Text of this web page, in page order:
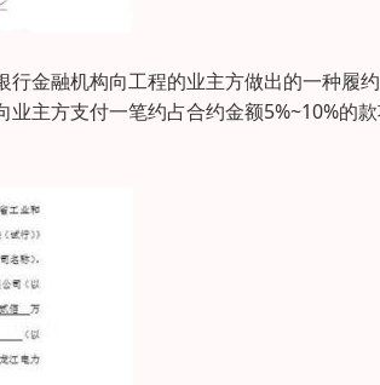
金融机构向工程的业主方做出的一种履
主方支付一笔约占合约金额5%~10%的